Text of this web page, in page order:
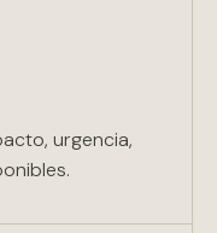
urgencia,